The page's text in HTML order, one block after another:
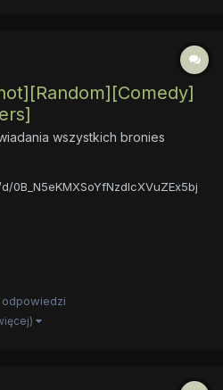
wszystkich bronies
Przed użyciem
do opakowania, bądź
lub farmac...
odpowiedzi